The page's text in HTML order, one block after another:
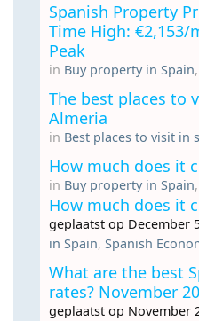
Spanish Property
Time High: €2,153/
Peak
in Buy property in Spain,
The best places to
Almeria
in Best places to visit in
How much does it
in Buy property in Spain,
How much does it
geplaatst op December
in Spain, Spanish
What are the best
rates? November
geplaatst op November